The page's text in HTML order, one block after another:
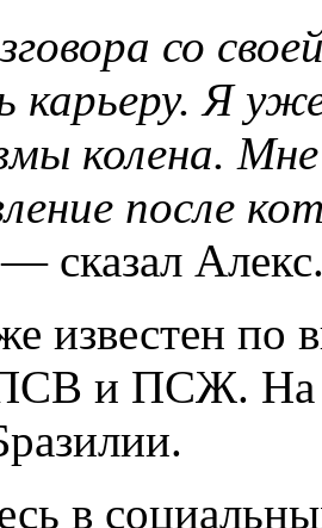
со
карьеру. Я
колена.
после
— сказал
известен по
и ПСЖ. На
в